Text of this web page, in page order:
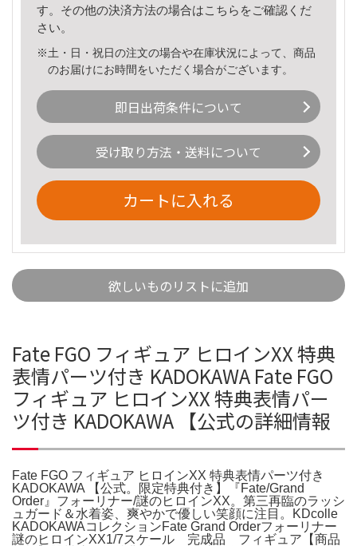
す。その他の決済方法の場合はこちら をご確認くだ
さい。
※土・日・祝日の注文の場合や在庫状況によって、商品
のお届けにお時間をいただく場合がございます。
即日出荷条件について
受け取り方法・送料について
カートに入れる
欲しいものリストに追加
Fate FGO フィギュア ヒロインXX 特典
表情パーツ付き KADOKAWA Fate FGO
フィギュア ヒロインXX 特典表情パー
ツ付き KADOKAWA 【公式の詳細情報
Fate FGO フィギュア ヒロインXX 特典表情パーツ付き
KADOKAWA 【公式。限定特典付き】『Fate/Grand
Order』フォーリナー/謎のヒロインXX。第三再臨のラッシ
ュガード＆水着姿、爽やかで優しい笑顔に注目。KDcolle
KADOKAWAコレクションFate Grand Orderフォーリナー
謎のヒロインXX1/7スケール 完成品 フィギュア【商品